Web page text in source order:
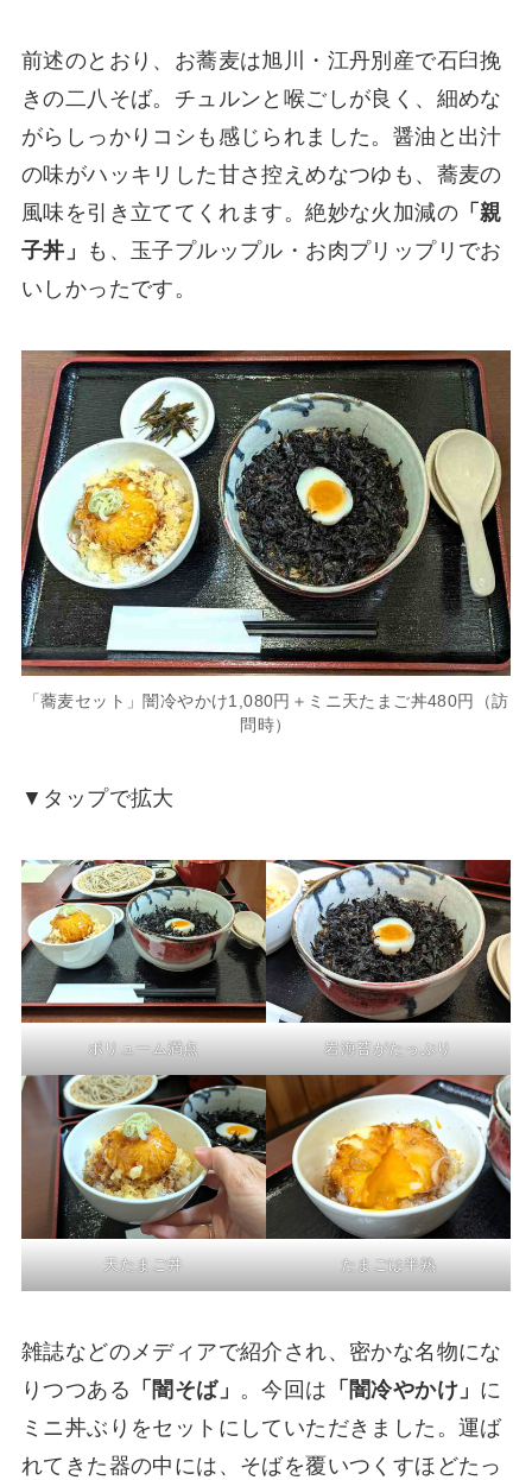
前述のとおり、お蕎麦は旭川・江丹別産で石臼挽
きの二八そば。チュルンと喉ごしが良く、細めな
がらしっかりコシも感じられました。醤油と出汁
の味がハッキリした甘さ控えめなつゆも、蕎麦の
風味を引き立ててくれます。絶妙な火加減の「親
子丼」
も、玉子プルップル・お肉プリップリでお
いしかったです。
「蕎麦セット」闇冷やかけ1,080円＋ミニ天たまご丼480円（訪
問時）
▼タップで拡大
ボリューム満点 岩海苔がたっぷり
天たまご丼 たまごは半熟
雑誌などのメディアで紹介され、密かな名物にな
りつつある 「闇そば」 。今回は 「闇冷やかけ」 に
ミニ丼ぶりをセットにしていただきました。運ば
れてきた器の中には、そばを覆いつくすほどたっ